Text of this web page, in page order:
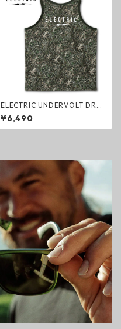
ELECTRIC UNDERVOLT DRY
TANK TREE CAMO ドライタ
ンクトップ ツリーカモ エレク
トリック ファッション
¥6,490